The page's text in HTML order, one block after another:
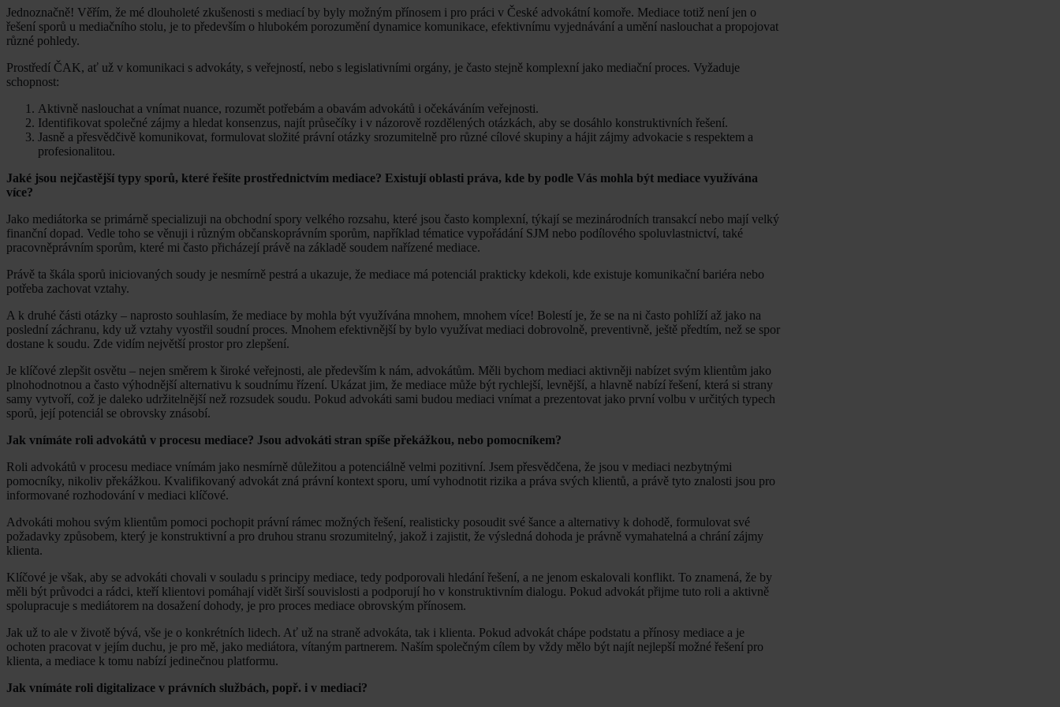
Jednoznačně! Věřím, že mé dlouholeté zkušenosti s mediací by byly možným přínosem i pro práci v České advokátní komoře. Mediace totiž není jen o
řešení sporů u mediačního stolu, je to především o hlubokém porozumění dynamice komunikace, efektivnímu vyjednávání a umění naslouchat a propojovat
různé pohledy.
Prostředí ČAK, ať už v komunikaci s advokáty, s veřejností, nebo s legislativními orgány, je často stejně komplexní jako mediační proces. Vyžaduje
schopnost:
Aktivně naslouchat a vnímat nuance, rozumět potřebám a obavám advokátů i očekáváním veřejnosti.
Identifikovat společné zájmy a hledat konsenzus, najít průsečíky i v názorově rozdělených otázkách, aby se dosáhlo konstruktivních řešení.
Jasně a přesvědčivě komunikovat, formulovat složité právní otázky srozumitelně pro různé cílové skupiny a hájit zájmy advokacie s respektem a
profesionalitou.
Jaké jsou nejčastější typy sporů, které řešíte prostřednictvím mediace? Existují oblasti práva, kde by podle Vás mohla být mediace využívána
více?
Jako mediátorka se primárně specializuji na obchodní spory velkého rozsahu, které jsou často komplexní, týkají se mezinárodních transakcí nebo mají velký
finanční dopad. Vedle toho se věnuji i různým občanskoprávním sporům, například tématice vypořádání SJM nebo podílového spoluvlastnictví, také
pracovněprávním sporům, které mi často přicházejí právě na základě soudem nařízené mediace.
Právě ta škála sporů iniciovaných soudy je nesmírně pestrá a ukazuje, že mediace má potenciál prakticky kdekoli, kde existuje komunikační bariéra nebo
potřeba zachovat vztahy.
A k druhé části otázky – naprosto souhlasím, že mediace by mohla být využívána mnohem, mnohem více! Bolestí je, že se na ni často pohlíží až jako na
poslední záchranu, kdy už vztahy vyostřil soudní proces. Mnohem efektivnější by bylo využívat mediaci dobrovolně, preventivně, ještě předtím, než se spor
dostane k soudu. Zde vidím největší prostor pro zlepšení.
Je klíčové zlepšit osvětu – nejen směrem k široké veřejnosti, ale především k nám, advokátům. Měli bychom mediaci aktivněji nabízet svým klientům jako
plnohodnotnou a často výhodnější alternativu k soudnímu řízení. Ukázat jim, že mediace může být rychlejší, levnější, a hlavně nabízí řešení, která si strany
samy vytvoří, což je daleko udržitelnější než rozsudek soudu. Pokud advokáti sami budou mediaci vnímat a prezentovat jako první volbu v určitých typech
sporů, její potenciál se obrovsky znásobí.
Jak vnímáte roli advokátů v procesu mediace? Jsou advokáti stran spíše překážkou, nebo pomocníkem?
Roli advokátů v procesu mediace vnímám jako nesmírně důležitou a potenciálně velmi pozitivní. Jsem přesvědčena, že jsou v mediaci nezbytnými
pomocníky, nikoliv překážkou. Kvalifikovaný advokát zná právní kontext sporu, umí vyhodnotit rizika a práva svých klientů, a právě tyto znalosti jsou pro
informované rozhodování v mediaci klíčové.
Advokáti mohou svým klientům pomoci pochopit právní rámec možných řešení, realisticky posoudit své šance a alternativy k dohodě, formulovat své
požadavky způsobem, který je konstruktivní a pro druhou stranu srozumitelný, jakož i zajistit, že výsledná dohoda je právně vymahatelná a chrání zájmy
klienta.
Klíčové je však, aby se advokáti chovali v souladu s principy mediace, tedy podporovali hledání řešení, a ne jenom eskalovali konflikt. To znamená, že by
měli být průvodci a rádci, kteří klientovi pomáhají vidět širší souvislosti a podporují ho v konstruktivním dialogu. Pokud advokát přijme tuto roli a aktivně
spolupracuje s mediátorem na dosažení dohody, je pro proces mediace obrovským přínosem.
Jak už to ale v životě bývá, vše je o konkrétních lidech. Ať už na straně advokáta, tak i klienta. Pokud advokát chápe podstatu a přínosy mediace a je
ochoten pracovat v jejím duchu, je pro mě, jako mediátora, vítaným partnerem. Naším společným cílem by vždy mělo být najít nejlepší možné řešení pro
klienta, a mediace k tomu nabízí jedinečnou platformu.
Jak vnímáte roli digitalizace v právních službách, popř. i v mediaci?